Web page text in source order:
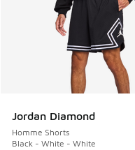
Jordan Diamond
Homme Shorts
Black - White - White